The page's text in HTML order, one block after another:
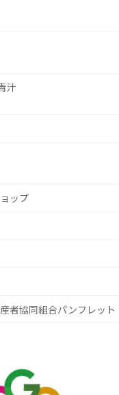
汁
ップ
者協同組合パンフレット